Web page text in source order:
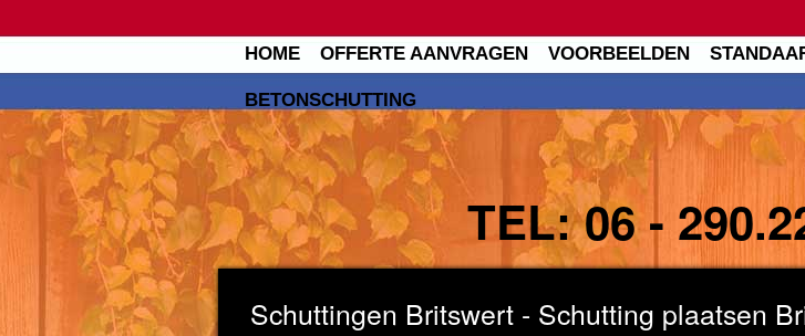
HOME OFFERTE AANVRAGEN VOORBEELDEN
BETONSCHUTTING
TEL:06 -
Schuttingen Britswert - Schutting plaatsen